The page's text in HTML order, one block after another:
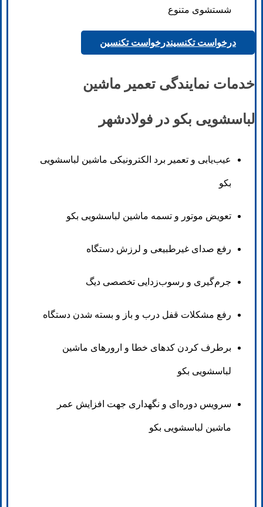
شستشوی متنوع
درخواست تکنسیندرخواست تکنسین
خدمات نمایندگی تعمیر ماشین
لباسشویی بکو در فولادشهر
عیب‌یابی و تعمیر برد الکترونیکی ماشین لباسشویی
بکو
تعویض موتور و تسمه ماشین لباسشویی بکو
رفع صدای غیرطبیعی و لرزش دستگاه
جرم‌گیری و رسوب‌زدایی تخصصی دیگ
رفع مشکلات قفل درب و باز و بسته شدن دستگاه
برطرف کردن کدهای خطا و ارورهای ماشین
لباسشویی بکو
سرویس دوره‌ای و نگهداری جهت افزایش عمر
ماشین لباسشویی بکو